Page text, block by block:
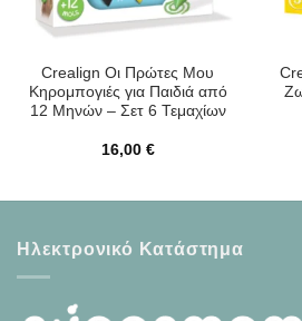
Crealign Οι Πρώτες Μου
Κηρομπογιές για Παιδιά από
12 Μηνών – Σετ 6 Τεμαχίων
16,00 €
Ηλεκτρονικό Κατάστημα